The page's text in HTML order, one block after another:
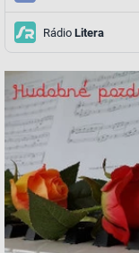
RádioLitera